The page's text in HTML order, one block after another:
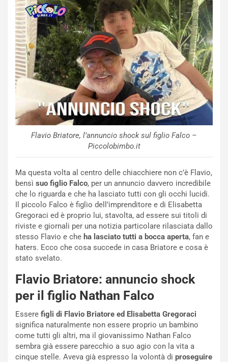
Flavio Briatore, l’annuncio shock sul figlio Falco –
Piccolobimbo.it
Ma questa volta al centro delle chiacchiere non c’è Flavio,
bensì suo figlio Falco, per un annuncio davvero incredibile
che lo riguarda e che ha lasciato tutti con gli occhi lucidi.
Il piccolo Falco è figlio dell’imprenditore e di Elisabetta
Gregoraci ed è proprio lui, stavolta, ad essere sui titoli di
riviste e giornali per una notizia particolare rilasciata dallo
stesso Flavio e che ha lasciato tutti a bocca aperta, fan e
haters. Ecco che cosa succede in casa Briatore e cosa è
stato svelato.
Flavio Briatore: annuncio shock
per il figlio Nathan Falco
Essere figli di Flavio Briatore ed Elisabetta Gregoraci
significa naturalmente non essere proprio un bambino
come tutti gli altri, ma il giovanissimo Nathan Falco
sembra già essere parecchio a suo agio con la vita a
cinque stelle. Aveva già espresso la volontà di proseguire